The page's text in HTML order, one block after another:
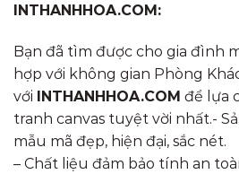
INTHANHHOA.COM:
Bạn đã tìm được cho gia đình
hợp với không gian Phòng
với INTHANHHOA.COM để lựa
tranh canvas tuyệt vời nhất.-
mẫu mã đẹp, hiện đại, sắc nét.
– Chất liệu đảm bảo tính an